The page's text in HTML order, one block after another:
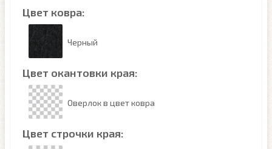
Цвет ковра:
Черный
Цвет окантовки края:
Оверлок в цвет ковра
Цвет строчки края: